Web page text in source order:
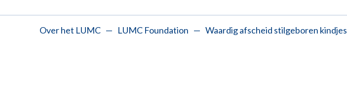
Over het LUMC — LUMC Foundation — Waardig afscheid stilgeboren kindjes